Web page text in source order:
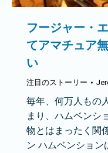
フージャー・
てアマチュア
い
注目のストーリー
毎年、何万人もの
まり、ハムベンシ
物とはまったく関
ン ハムベンショ